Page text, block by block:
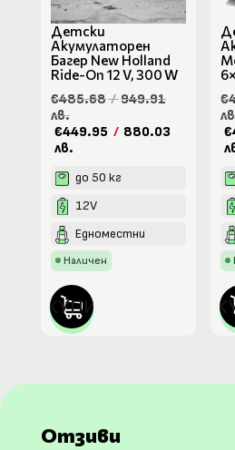
Детски
Акумулаторен
Багер New Holland
Ride-On 12 V, 300 W
€485.68/949.91
лв.
€449.95 / 880.03
лв.
до 50 кг
12V
Едноместни
Наличен
КУПИ
Отзиви